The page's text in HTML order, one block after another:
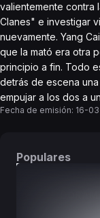
valientemente contra
Clanes" e investigar
nuevamente. Yang
que la mató era otra
principio a fin. Todo
detrás de escena
empujar a los dos a
Fecha de emisión: 16-
Populares